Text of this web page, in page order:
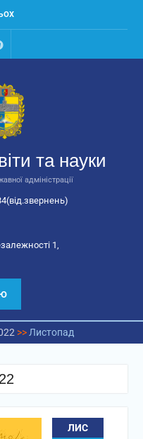
та науки
адміністрації
1,
>> Листопад
ЛИС